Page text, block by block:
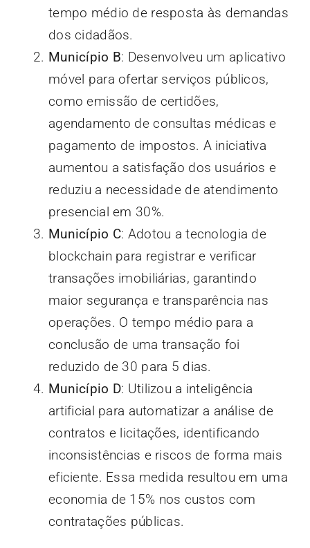
tempo médio de resposta às demandas
dos cidadãos.
Município B: Desenvolveu um aplicativo
móvel para ofertar serviços públicos,
como emissão de certidões,
agendamento de consultas médicas e
pagamento de impostos. A iniciativa
aumentou a satisfação dos usuários e
reduziu a necessidade de atendimento
presencial em 30%.
Município C: Adotou a tecnologia de
blockchain para registrar e verificar
transações imobiliárias, garantindo
maior segurança e transparência nas
operações. O tempo médio para a
conclusão de uma transação foi
reduzido de 30 para 5 dias.
Município D: Utilizou a inteligência
artificial para automatizar a análise de
contratos e licitações, identificando
inconsistências e riscos de forma mais
eficiente. Essa medida resultou em uma
economia de 15% nos custos com
contratações públicas.